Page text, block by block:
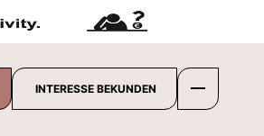
INTERESSE BEKUNDEN